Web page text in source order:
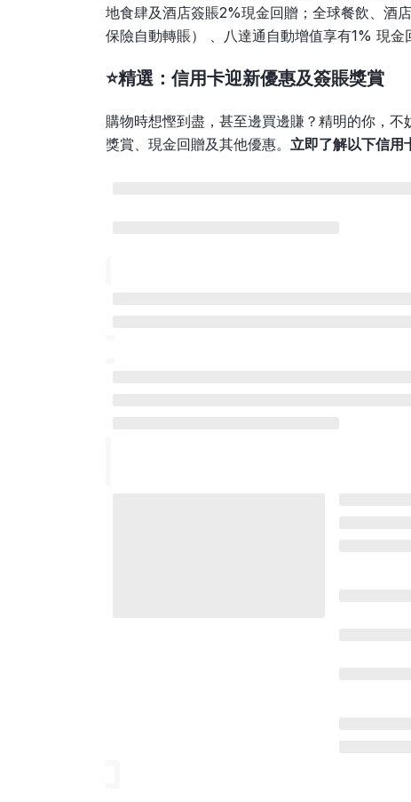
地食肆及酒店簽賬2%現金回贈；全球餐飲、酒
保險自動轉賬） 、八達通自動增值享有1% 現金
⭐精選：信用卡迎新優惠及簽賬獎賞
購物時想慳到盡，甚至邊買邊賺？精明的你，
獎賞、現金回贈及其他優惠。 立即了解以下信用